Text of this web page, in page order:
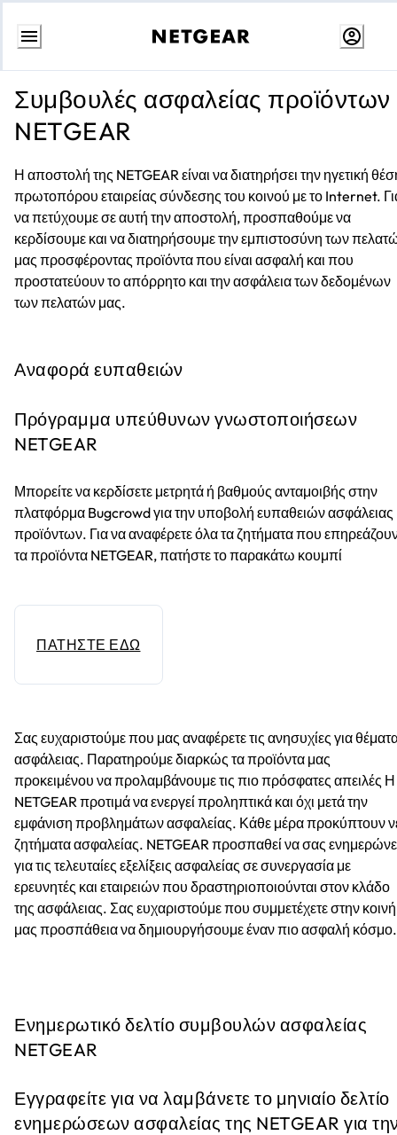
Skip
content
Συμβουλές ασφαλείας προϊόντων
NETGEAR
Η αποστολή της NETGEAR είναι να διατηρήσει την ηγετική
πρωτοπόρου εταιρείας σύνδεσης του κοινού με το Internet.
να πετύχουμε σε αυτή την αποστολή, προσπαθούμε να
κερδίσουμε και να διατηρήσουμε την εμπιστοσύνη των
μας προσφέροντας προϊόντα που είναι ασφαλή και που
προστατεύουν το απόρρητο και την ασφάλεια των δεδομένων
των πελατών μας.
Αναφορά ευπαθειών
Πρόγραμμα υπεύθυνων γνωστοποιήσεων
NETGEAR
Μπορείτε να κερδίσετε μετρητά ή βαθμούς ανταμοιβής στην
πλατφόρμα Bugcrowd για την υποβολή ευπαθειών ασφάλειας
προϊόντων. Για να αναφέρετε όλα τα ζητήματα που
τα προϊόντα NETGEAR, πατήστε το παρακάτω κουμπί
ΠΑΤΗΣΤΕ ΕΔΩ
Σας ευχαριστούμε που μας αναφέρετε τις ανησυχίες για
ασφάλειας. Παρατηρούμε διαρκώς τα προϊόντα μας
προκειμένου να προλαμβάνουμε τις πιο πρόσφατες απειλές Η
NETGEAR προτιμά να ενεργεί προληπτικά και όχι μετά την
εμφάνιση προβλημάτων ασφαλείας. Κάθε μέρα προκύπτουν
ζητήματα ασφαλείας. NETGEAR προσπαθεί να σας
για τις τελευταίες εξελίξεις ασφαλείας σε συνεργασία με
ερευνητές και εταιρειών που δραστηριοποιούνται στον κλάδο
της ασφάλειας. Σας ευχαριστούμε που συμμετέχετε στην κοινή
μας προσπάθεια να δημιουργήσουμε έναν πιο ασφαλή κόσμο.
Ενημερωτικό δελτίο συμβουλών ασφαλείας
NETGEAR
Εγγραφείτε για να λαμβάνετε το μηνιαίο δελτίο
ενημερώσεων ασφαλείας της NETGEAR για